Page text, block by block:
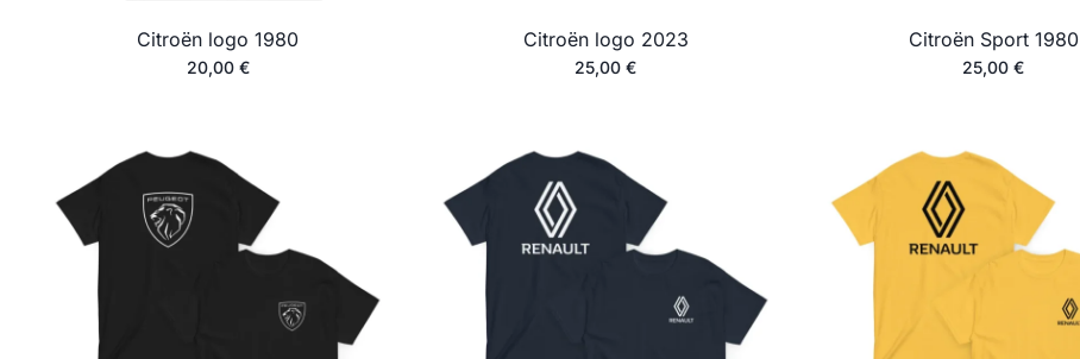
Citroën logo 1980
20,00 €
Citroën logo 2023
25,00 €
Citroën Sport 1980
25,00 €